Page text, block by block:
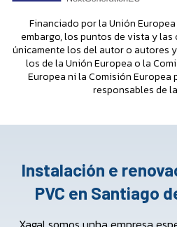
Financiado por la Unión
embargo, los puntos de vista y
únicamente los del autor o autores
los de la Unión Europea o la
Europea ni la Comisión Europea
responsables de
Instalación e
PVC en Santiago